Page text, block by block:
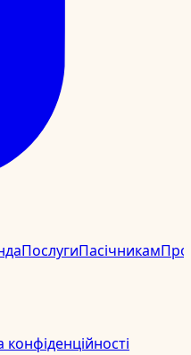
ПослугиПасічникамПро
конфіденційності